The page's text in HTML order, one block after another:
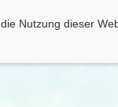
Nutzung dieser